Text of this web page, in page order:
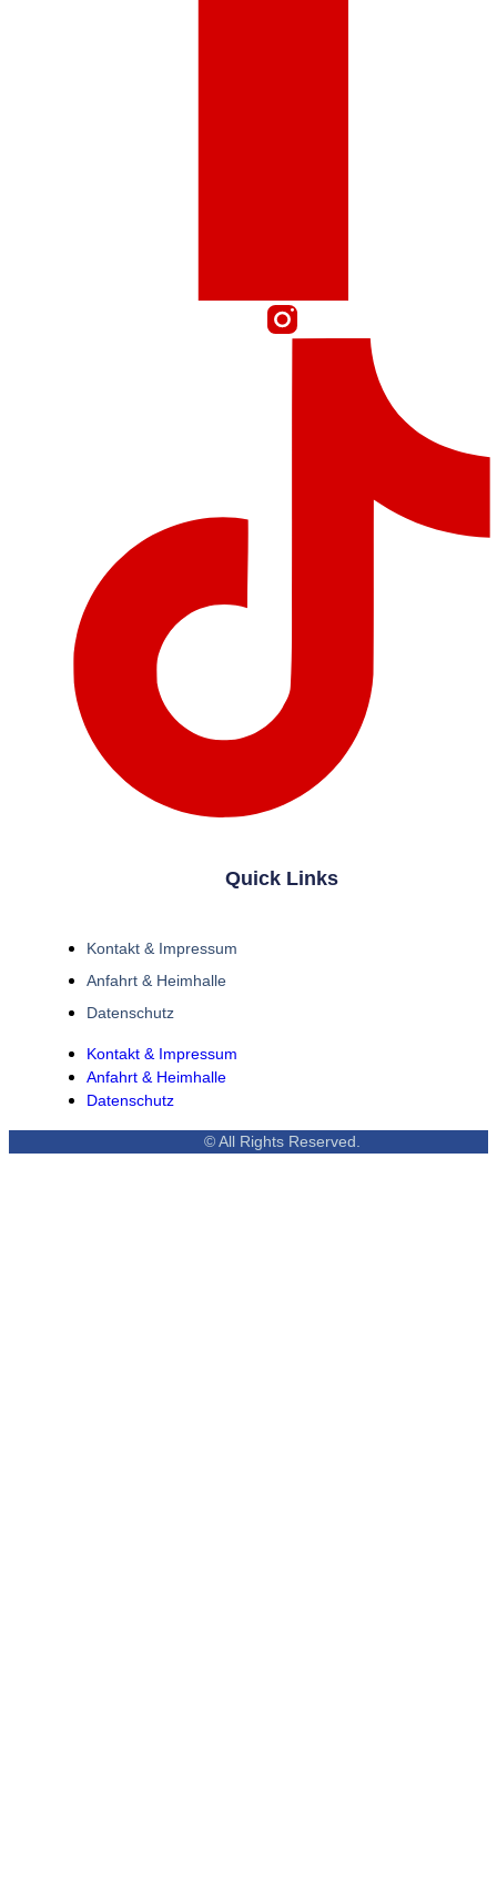
Quick Links
Kontakt & Impressum
Anfahrt & Heimhalle
Datenschutz
Kontakt & Impressum
Anfahrt & Heimhalle
Datenschutz
© All Rights Reserved.